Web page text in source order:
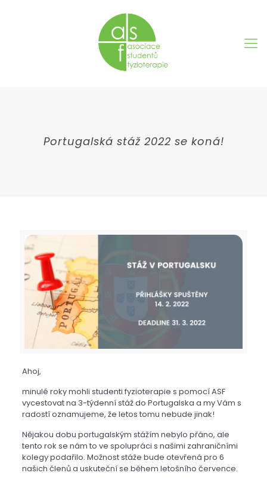
Portugalská stáž 2022 se koná!
Ahoj,
minulé roky mohli studenti fyzioterapie s pomocí ASF
vycestovat na 3-týdenní stáž do Portugalska a my Vám s
radostí oznamujeme, že letos tomu nebude jinak!
Nějakou dobu portugalským stážím nebylo přáno, ale
tento rok se nám to ve spolupráci s našimi zahraničními
kolegy podařilo. Možnost stáže bude otevřená pro 6
našich členů a uskuteční se během letošního července.